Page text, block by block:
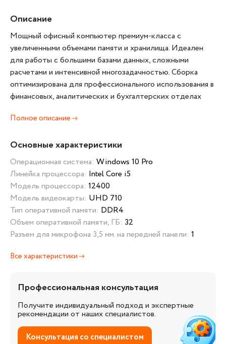
Описание
Мощный офисный компьютер премиум-класса с
увеличенными объемами памяти и хранилища. Идеален
для работы с большими базами данных, сложными
расчетами и интенсивной многозадачностью. Сборка
оптимизирована для профессионального использования в
финансовых, аналитических и бухгалтерских отделах
Полное описание
Основные характеристики
Операционная система: Windows 10 Pro
Линейка процессора: Intel Core i5
Модель процессора: 12400
Модель видеокарты: UHD 710
Тип оперативной памяти: DDR4
Объем оперативной памяти, ГБ: 32
Разъем для микрофона 3,5 мм. на передней панели: 1
Все характеристики
Профессиональная консультация
Получите индивидуальный подход и экспертные
рекомендации от наших специалистов.
Консультация со специалистом